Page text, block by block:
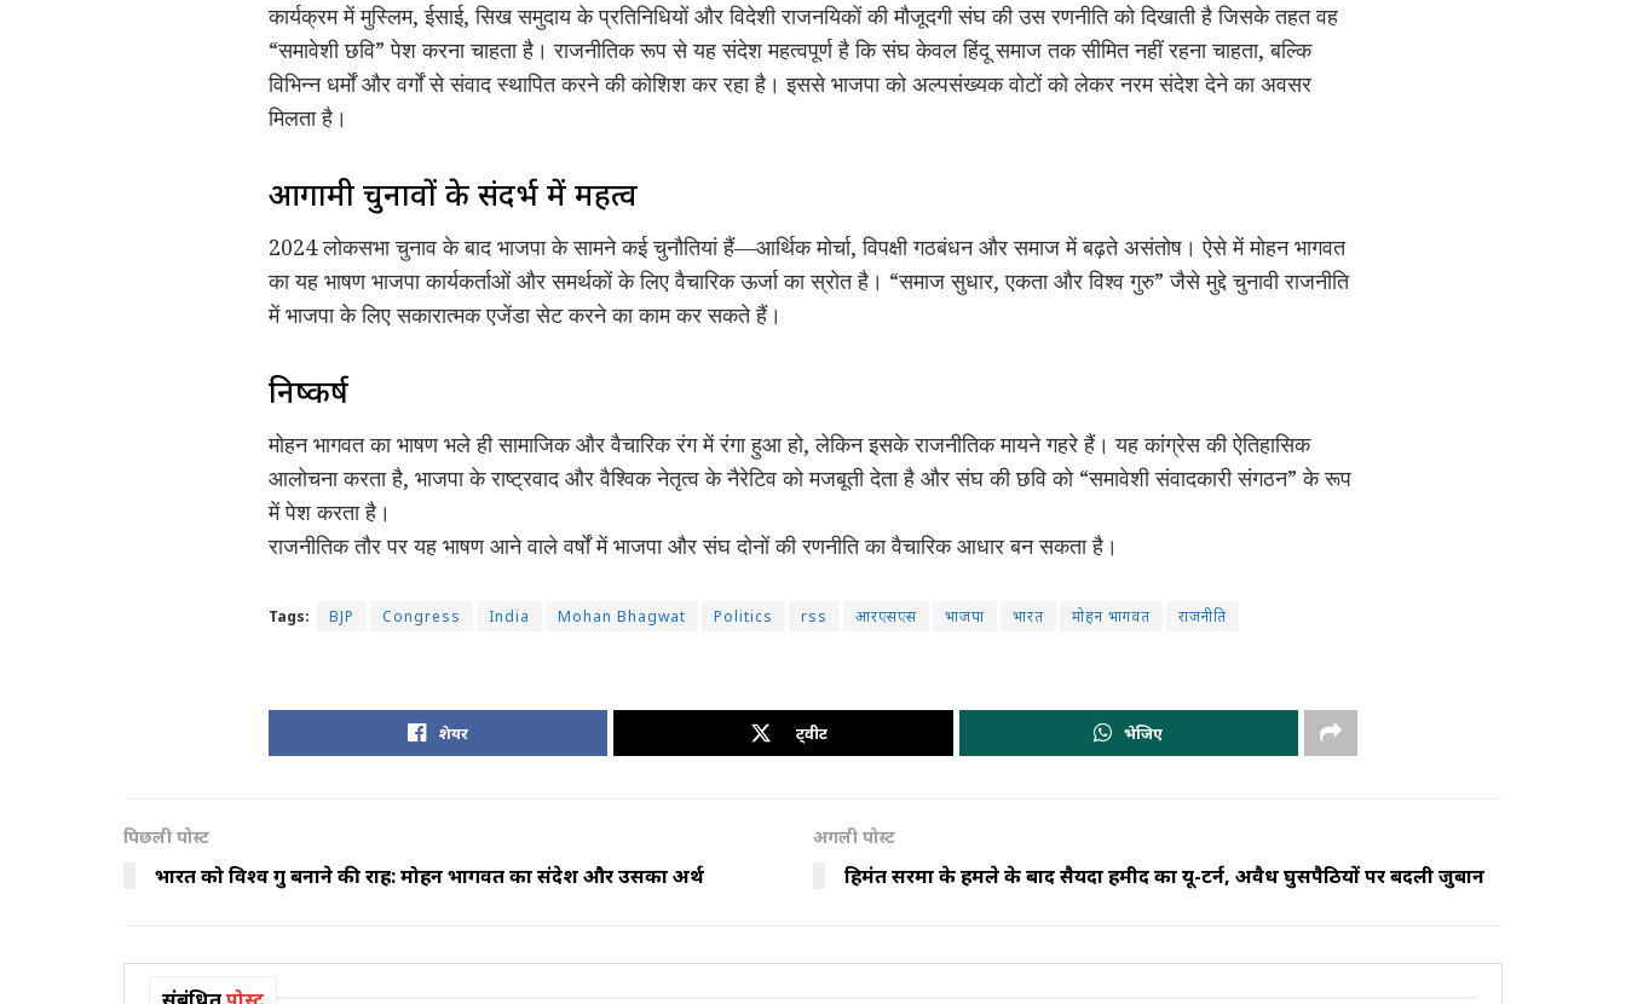
कार्यक्रम में मुस्लिम, ईसाई, सिख समुदाय के प्रतिनिधियों और विदेशी राजनयिकों की मौजूदगी संघ की उस रणनीति को दिखाती है जिसके तहत वह
“समावेशी छवि” पेश करना चाहता है। राजनीतिक रूप से यह संदेश महत्वपूर्ण है कि संघ केवल हिंदू समाज तक सीमित नहीं रहना चाहता, बल्कि
विभिन्न धर्मों और वर्गों से संवाद स्थापित करने की कोशिश कर रहा है। इससे भाजपा को अल्पसंख्यक वोटों को लेकर नरम संदेश देने का अवसर
मिलता है।
आगामी चुनावों के संदर्भ में महत्व
2024 लोकसभा चुनाव के बाद भाजपा के सामने कई चुनौतियां हैं—आर्थिक मोर्चा, विपक्षी गठबंधन और समाज में बढ़ते असंतोष। ऐसे में मोहन भागवत
का यह भाषण भाजपा कार्यकर्ताओं और समर्थकों के लिए वैचारिक ऊर्जा का स्रोत है। “समाज सुधार, एकता और विश्व गुरु” जैसे मुद्दे चुनावी राजनीति
में भाजपा के लिए सकारात्मक एजेंडा सेट करने का काम कर सकते हैं।
निष्कर्ष
मोहन भागवत का भाषण भले ही सामाजिक और वैचारिक रंग में रंगा हुआ हो, लेकिन इसके राजनीतिक मायने गहरे हैं। यह कांग्रेस की ऐतिहासिक
आलोचना करता है, भाजपा के राष्ट्रवाद और वैश्विक नेतृत्व के नैरेटिव को मजबूती देता है और संघ की छवि को “समावेशी संवादकारी संगठन” के रूप
में पेश करता है।
राजनीतिक तौर पर यह भाषण आने वाले वर्षों में भाजपा और संघ दोनों की रणनीति का वैचारिक आधार बन सकता है।
Tags: BJP Congress India Mohan Bhagwat Politics rss आरएसएस भाजपा भारत मोहन भागवत राजनीति
शेयर ट्वीट भेजिए
पिछली पोस्ट
भारत को विश्व गुरु बनाने की राह: मोहन भागवत का संदेश और उसका अर्थ
अगली पोस्ट
हिमंत सरमा के हमले के बाद सैयदा हमीद का यू-टर्न, अवैध घुसपैठियों पर बदली जुबान